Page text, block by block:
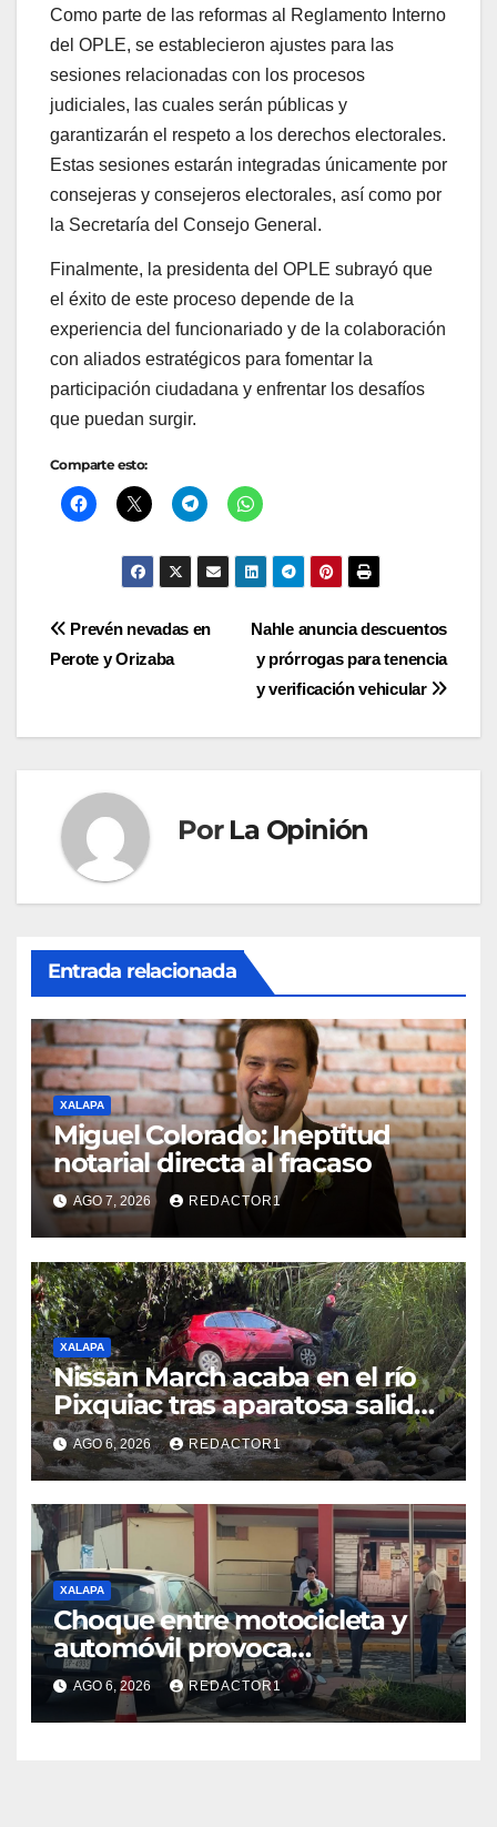
Como parte de las reformas al Reglamento Interno
del OPLE, se establecieron ajustes para las
sesiones relacionadas con los procesos
judiciales, las cuales serán públicas y
garantizarán el respeto a los derechos electorales.
Estas sesiones estarán integradas únicamente por
consejeras y consejeros electorales, así como por
la Secretaría del Consejo General.
Finalmente, la presidenta del OPLE subrayó que
el éxito de este proceso depende de la
experiencia del funcionariado y de la colaboración
con aliados estratégicos para fomentar la
participación ciudadana y enfrentar los desafíos
que puedan surgir.
Comparte esto:
Navegación
entradas
Nahle anuncia descuentos
y prórrogas para tenencia
y verificación vehicular
Prevén nevadas en
Perote y Orizaba
Por La Opinión
Entrada relacionada
XALAPA
Miguel Colorado: Ineptitud
notarial directa al fracaso
AGO 7, 2026 REDACTOR1
XALAPA
Nissan March acaba en el río
Pixquiac tras aparatosa salida
de camino en la carretera
Briones
AGO 6, 2026 REDACTOR1
XALAPA
Choque entre motocicleta y
automóvil provoca
movilización en calles de
Xalapa
AGO 6, 2026 REDACTOR1